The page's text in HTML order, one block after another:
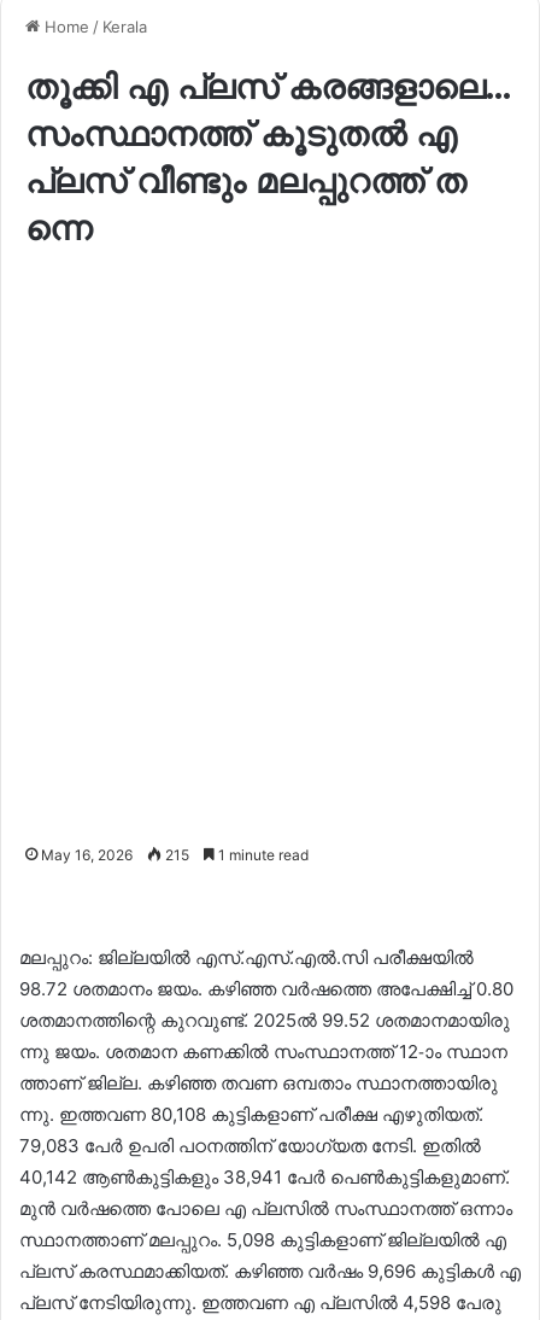
Home / Kerala
തൂ​ക്കി എ ​പ്ല​സ് ക​ര​ങ്ങ​ളാ​ലെ…
സം​സ്ഥാ​ന​ത്ത് കൂ​ടു​ത​ൽ എ ​
പ്ല​സ് വീ​ണ്ടും മ​ല​പ്പു​റ​ത്ത് ത​
ന്നെ
May 16, 2026 215 1 minute read
മ​ല​പ്പു​റം: ജി​ല്ല​യി​ൽ എ​സ്.​എ​സ്.​എ​ൽ.​സി പ​രീ​ക്ഷ​യി​ൽ
98.72 ശ​ത​മാ​നം ജ​യം. ക​ഴി​ഞ്ഞ വ​ർ​ഷ​ത്തെ അ​പേ​ക്ഷി​ച്ച് 0.80
ശ​ത​മാ​ന​ത്തി​ന്റെ കു​റ​വു​ണ്ട്. 2025ൽ 99.52 ​ശ​ത​മാ​ന​മാ​യി​രു​
ന്നു ജ​യം. ശ​ത​മാ​ന ക​ണ​ക്കി​ൽ സം​സ്ഥാ​ന​ത്ത് 12-ാം സ്ഥാ​ന​
ത്താ​ണ് ജി​ല്ല. ക​ഴി​ഞ്ഞ ത​വ​ണ ഒ​മ്പ​താം സ്ഥാ​ന​ത്താ​യി​രു​
ന്നു. ഇ​ത്ത​വ​ണ 80,108 കു​ട്ടി​ക​ളാ​ണ് പ​രീ​ക്ഷ എ​ഴു​തി​യ​ത്.
79,083 പേ​ർ ഉ​പ​രി പ​ഠ​ന​ത്തി​ന് യോ​ഗ്യ​ത നേ​ടി. ഇ​തി​ൽ
40,142 ആ​ൺ​കു​ട്ടി​ക​ളും 38,941 പേ​ർ പെ​ൺ​കു​ട്ടി​ക​ളു​മാ​ണ്.
മു​ൻ വ​ർ​ഷ​ത്തെ പോ​ലെ എ ​പ്ല​സി​ൽ സം​സ്ഥാ​ന​ത്ത് ഒ​ന്നാം
സ്ഥാ​ന​ത്താ​ണ് മ​ല​പ്പു​റം. 5,098 കു​ട്ടി​ക​ളാ​ണ് ജി​ല്ല​യി​ൽ എ ​
പ്ല​സ് ക​ര​സ്ഥ​മാ​ക്കി​യ​ത്. ക​ഴി​ഞ്ഞ വ​ർ​ഷം 9,696 കു​ട്ടി​ക​ൾ എ
​പ്ല​സ് നേ​ടി​യി​രു​ന്നു. ഇ​ത്ത​വ​ണ എ ​പ്ല​സി​ൽ 4,598 പേ​രു​